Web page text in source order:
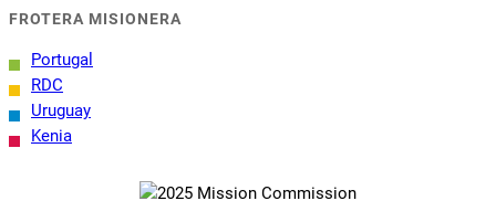
FROTERA MISIONERA
Portugal
RDC
Uruguay
Kenia